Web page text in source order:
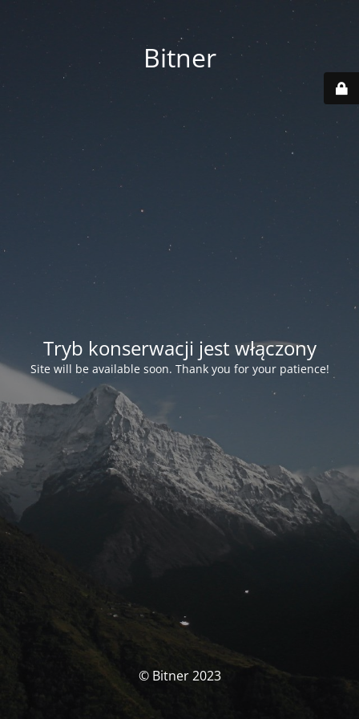
Bitner
Tryb konserwacji jest włączony
Site will be available soon. Thank you for your patience!
© Bitner 2023